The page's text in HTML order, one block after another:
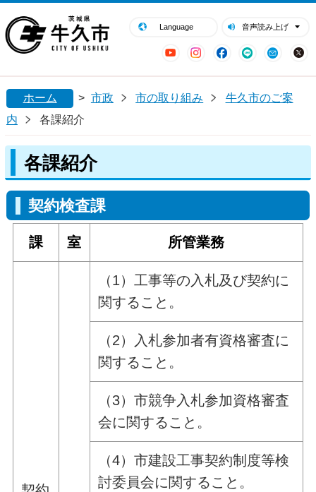
Language 音声読み上げ
YouTubeInstagram
Facebook
LINE Mail
閉じる
ホーム > 市政 市の取り組み
牛久市のご案
内
各課紹介
各課紹介
契約検査課
課 室 所管業務
（1）工事等の入札及び契約に
関すること。
（2）入札参加者有資格審査に
関すること。
（3）市競争入札参加資格審査
会に関すること。
（4）市建設工事契約制度等検
討委員会に関すること。